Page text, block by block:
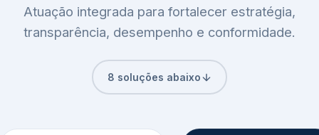
Atuação integrada para fortalecer estratégia,
transparência, desempenho e conformidade.
8 soluções abaixo